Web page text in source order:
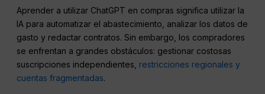
Aprender a utilizar ChatGPT en compras significa utilizar la
IA para automatizar el abastecimiento, analizar los datos de
gasto y redactar contratos. Sin embargo, los compradores
se enfrentan a grandes obstáculos: gestionar costosas
suscripciones independientes, restricciones regionales y
cuentas fragmentadas.